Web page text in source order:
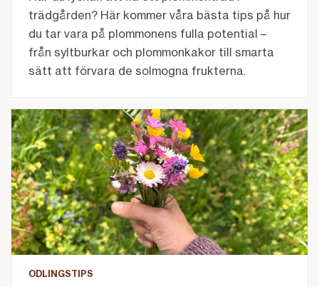
trädgården? Här kommer våra bästa tips på hur
du tar vara på plommonens fulla potential –
från syltburkar och plommonkakor till smarta
sätt att förvara de solmogna frukterna.
Så ökar du den biologiska mångfalden i din trädgård
ODLINGSTIPS